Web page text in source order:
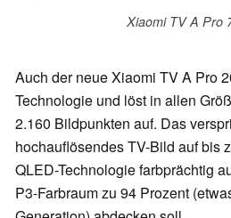
Xiaomi TV A Pro
Auch der neue Xiaomi TV A Pro
Technologie und löst in allen
2.160 Bildpunkten auf. Das
hochauflösendes TV-Bild auf bis
QLED-Technologie farbprächtig
P3-Farbraum zu 94 Prozent